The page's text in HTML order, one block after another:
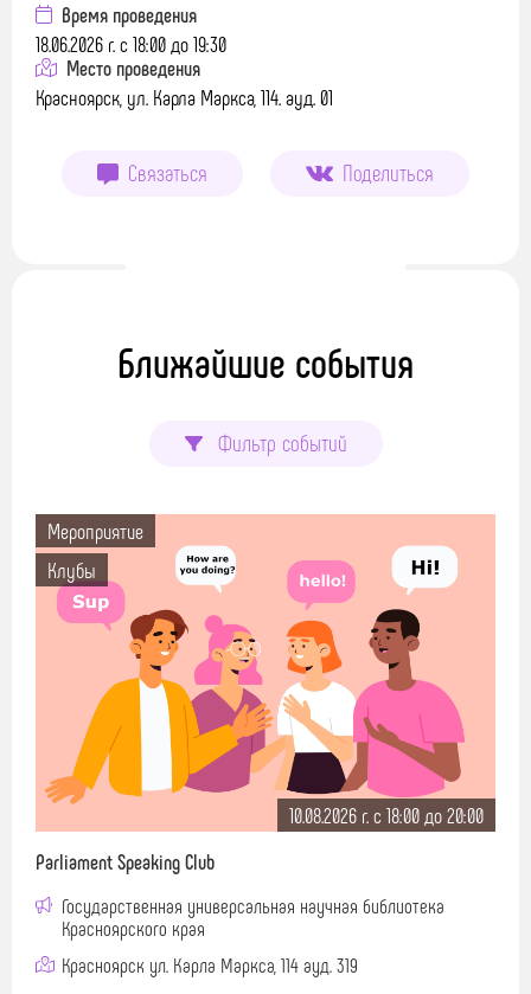
Время проведения
18.06.2026 г. с 18:00 до 19:30
Место проведения
Красноярск, ул. Карла Маркса, 114. ауд. 01
Связаться Поделиться
Ближайшие события
Фильтр событий
Мероприятие
Клубы
10.08.2026 г. c 18:00 до 20:00
Parliament Speaking Club
Государственная универсальная научная библиотека
Красноярского края
Красноярск ул. Карла Маркса, 114 ауд. 319